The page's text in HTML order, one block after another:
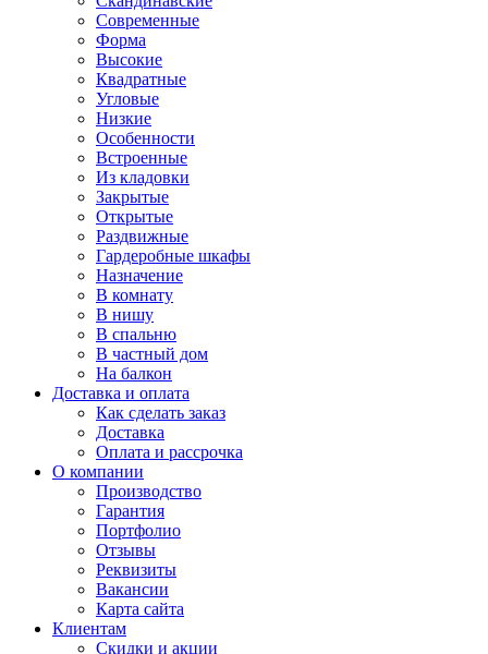
Современные
Форма
Высокие
Квадратные
Угловые
Низкие
Особенности
Встроенные
Из кладовки
Закрытые
Открытые
Раздвижные
Гардеробные шкафы
Назначение
В комнату
В нишу
В спальню
В частный дом
На балкон
Доставка и оплата
Как сделать заказ
Доставка
Оплата и рассрочка
О компании
Производство
Гарантия
Портфолио
Отзывы
Реквизиты
Вакансии
Карта сайта
Клиентам
Скидки и акции